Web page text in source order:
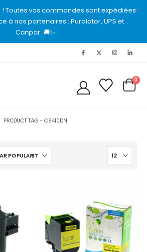
! Toutes vos commandes sont expédiées
à nos partenaires : Purolator, UPS et
Canpar. 🚚✨
0
PRODUCT TAG -CS410DN